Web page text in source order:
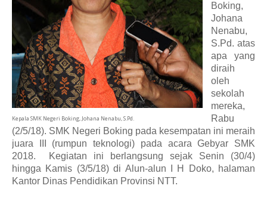
Kepala SMK Negeri Boking, Johana Nenabu, S.Pd.
Boking,
Johana
Nenabu,
S.Pd. atas
apa yang
diraih
oleh
sekolah
mereka,
Rabu
(2/5/18). SMK Negeri Boking pada kesempatan ini meraih
juara III (rumpun teknologi) pada acara Gebyar SMK
2018. Kegiatan ini berlangsung sejak Senin (30/4)
hingga Kamis (3/5/18) di Alun-alun I H Doko, halaman
Kantor Dinas Pendidikan Provinsi NTT.